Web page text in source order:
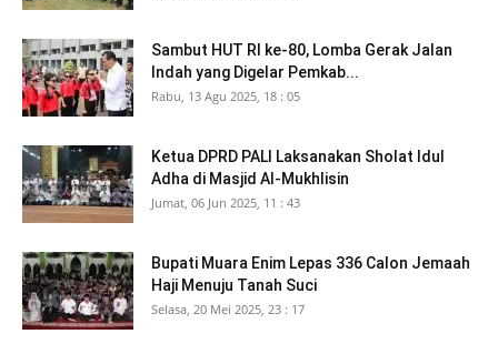
Sambut HUT RI ke-80, Lomba Gerak Jalan
Indah yang Digelar Pemkab...
Rabu, 13 Agu 2025, 18 : 05
Ketua DPRD PALI Laksanakan Sholat Idul
Adha di Masjid Al-Mukhlisin
Jumat, 06 Jun 2025, 11 : 43
Bupati Muara Enim Lepas 336 Calon Jemaah
Haji Menuju Tanah Suci
Selasa, 20 Mei 2025, 23 : 17